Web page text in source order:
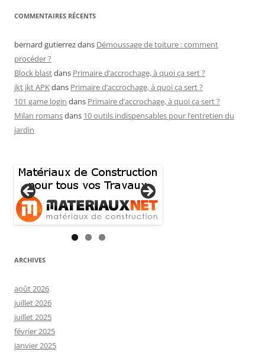
COMMENTAIRES RÉCENTS
bernard gutierrezdans Démoussage de toiture : comment
procéder ?
Block blastdans Primaire d’accrochage, à quoi ça sert ?
jkt jkt APKdans Primaire d’accrochage, à quoi ça sert ?
101 game login dans Primaire d’accrochage, à quoi ça sert ?
Milan romansdans 10 outils indispensables pour l’entretien du
jardin
ARCHIVES
août 2026
juillet 2026
juillet 2025
février 2025
janvier 2025